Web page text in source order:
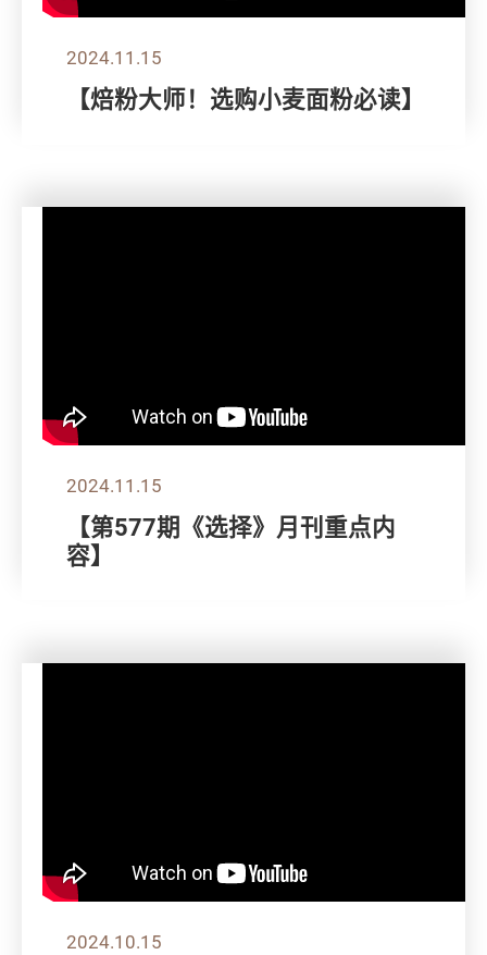
2024.11.15
【焙粉大师！选购小麦面粉必读】
2024.11.15
【第577期《选择》月刊重点内
容】
2024.10.15